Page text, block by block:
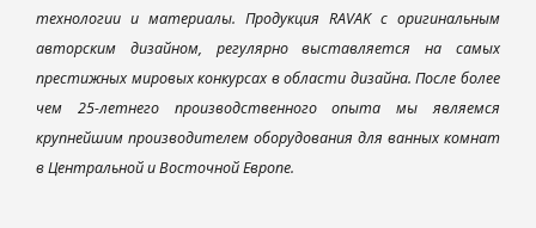
технологии и материалы. Продукция RAVAK с оригинальным
авторским дизайном, регулярно выставляется на самых
престижных мировых конкурсах в области дизайна. После более
чем 25-летнего производственного опыта мы являемся
крупнейшим производителем оборудования для ванных комнат
в Центральной и Восточной Европе.